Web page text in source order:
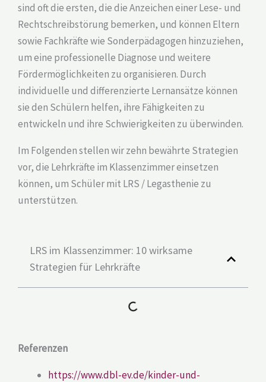
sind oft die ersten, die die Anzeichen einer Lese- und
Rechtschreibstörung bemerken, und können Eltern
sowie Fachkräfte wie Sonderpädagogen hinzuziehen,
um eine professionelle Diagnose und weitere
Fördermöglichkeiten zu organisieren. Durch
individuelle und differenzierte Lernansätze können
sie den Schülern helfen, ihre Fähigkeiten zu
entwickeln und ihre Schwierigkeiten zu überwinden.
Im Folgenden stellen wir zehn bewährte Strategien
vor, die Lehrkräfte im Klassenzimmer einsetzen
können, um Schüler mit LRS / Legasthenie zu
unterstützen.
LRS im Klassenzimmer: 10 wirksame
Strategien für Lehrkräfte
Referenzen
https://www.dbl-ev.de/kinder-und-